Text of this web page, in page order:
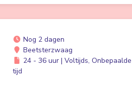
Nog 2 dagen
Beetsterzwaag
24 - 36 uur | Voltijds, Onbepaalde
tijd